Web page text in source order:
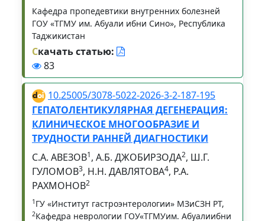
Кафедра пропедевтики внутренних болезней
ГОУ «ТГМУ им. Абуали ибни Сино», Республика
Таджикистан
Скачать статью:
83
10.25005/3078-5022-2026-3-2-187-195
ГЕПАТОЛЕНТИКУЛЯРНАЯ ДЕГЕНЕРАЦИЯ:
КЛИНИЧЕСКОЕ МНОГООБРАЗИЕ И
ТРУДНОСТИ РАННЕЙ ДИАГНОСТИКИ
С.А. АВЕЗОВ1, А.Б. ДЖОБИРЗОДА2, Ш.Г.
ГУЛОМОВ3, Н.Н. ДАВЛЯТОВА4, Р.А.
РАХМОНОВ2
1 ГУ «Институт гастроэнтерологии» МЗиСЗН РТ,
2Кафедра неврологии ГОУ«ТГМУим. Абуалиибни